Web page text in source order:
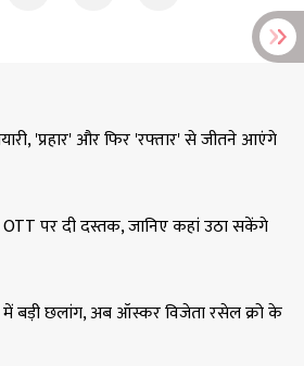
'प्रहार' और फिर 'रफ्तार' से जीतने आएंगे
पर दी दस्तक, जानिए कहां उठा सकेंगे
में बड़ी छलांग, अब ऑस्कर विजेता रसेल क्रो के